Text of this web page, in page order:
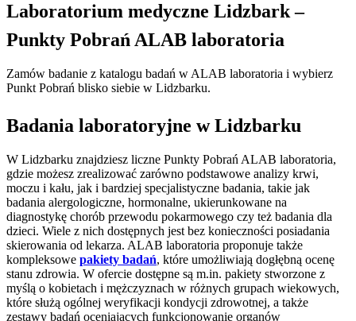
Laboratorium medyczne Lidzbark –
Punkty Pobrań ALAB laboratoria
Zamów badanie z katalogu badań w ALAB laboratoria i wybierz
Punkt Pobrań blisko siebie w Lidzbarku.
Badania laboratoryjne w Lidzbarku
W Lidzbarku znajdziesz liczne Punkty Pobrań ALAB laboratoria,
gdzie możesz zrealizować zarówno podstawowe analizy krwi,
moczu i kału, jak i bardziej specjalistyczne badania, takie jak
badania alergologiczne, hormonalne, ukierunkowane na
diagnostykę chorób przewodu pokarmowego czy też badania dla
dzieci. Wiele z nich dostępnych jest bez konieczności posiadania
skierowania od lekarza. ALAB laboratoria proponuje także
kompleksowe pakiety badań, które umożliwiają dogłębną ocenę
stanu zdrowia. W ofercie dostępne są m.in. pakiety stworzone z
myślą o kobietach i mężczyznach w różnych grupach wiekowych,
które służą ogólnej weryfikacji kondycji zdrowotnej, a także
zestawy badań oceniających funkcjonowanie organów